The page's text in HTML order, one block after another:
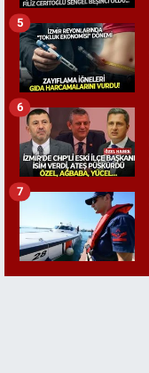
5
6
7